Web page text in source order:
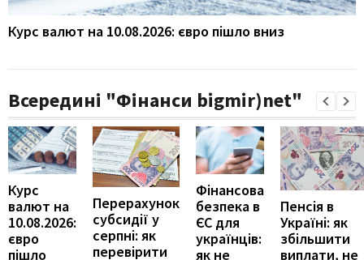
Курс валют на 10.08.2026: євро пішло вниз
Всередині "Фінанси bigmir)net"
Курс
валют на
10.08.2026:
євро
пішло
Перерахунок
субсидії у
серпні: як
перевірити
Фінансова
безпека в
ЄС для
українців:
як не
Пенсія в
Україні: як
збільшити
виплати, не